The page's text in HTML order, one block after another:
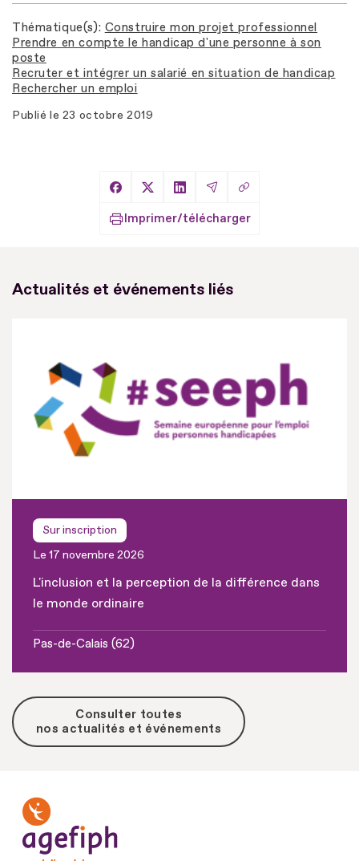
Thématique(s) Construire mon projet professionnel
Prendre en compte le handicap d'une personne à son
poste
Recruter et intégrer un salarié en situation de handicap
Rechercher un emploi
Publié le 23 octobre 2019
Partager sur Facebook
Partager sur X
Partager sur LinkedIn
Partager par Email
Copier le lien
Imprimer/télécharger
Actualités et événements liés
Sur inscription
Le 17 novembre 2026
L'inclusion et la perception de la différence dans
le monde ordinaire
Pas-de-Calais (62)
Consulter toutes
nos actualités et événements